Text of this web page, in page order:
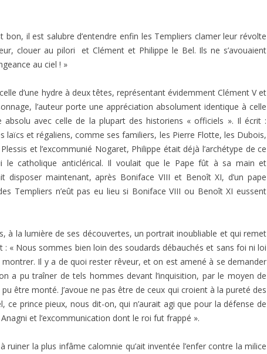
bon, il est salubre d’entendre enfin les Templiers clamer leur révolte
clouer au pilori et Clément et Philippe le Bel. Ils ne s’avouaient
au ciel ! »
d’une hydre à deux têtes, représentant évidemment Clément V et
l’auteur porte une appréciation absolument identique à celle
absolu avec celle de la plupart des historiens « officiels ». Il écrit :
laïcs et régaliens, comme ses familiers, les Pierre Flotte, les Dubois,
et l’excommunié Nogaret, Philippe était déjà l’archétype de ce
le catholique anticlérical. Il voulait que le Pape fût à sa main et
maintenant, après Boniface VIII et Benoît XI, d’un pape
Templiers n’eût pas eu lieu si Boniface VIII ou Benoît XI eussent
à la lumière de ses découvertes, un portrait inoubliable et qui remet
« Nous sommes bien loin des soudards débauchés et sans foi ni loi
Il y a de quoi rester rêveur, et on est amené à se demander
pu traîner de tels hommes devant l’inquisition, par le moyen de
être monté. J’avoue ne pas être de ceux qui croient à la pureté des
ce prince pieux, nous dit-on, qui n’aurait agi que pour la défense de
et l’excommunication dont le roi fut frappé ».
ruiner la plus infâme calomnie qu’ait inventée l’enfer contre la milice